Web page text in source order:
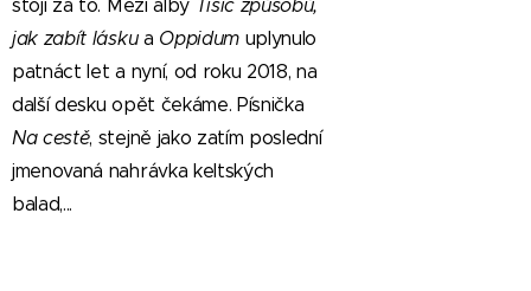
stojí za to. Mezi alby Tisíc způsobů,
jak zabít láskua Oppidum uplynulo
patnáct let a nyní, od roku 2018, na
další desku opět čekáme. Písnička
Na cestě, stejně jako zatím poslední
jmenovaná nahrávka keltských
balad,...